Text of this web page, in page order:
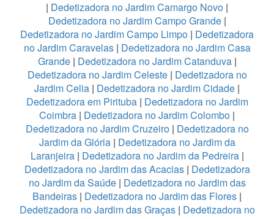
| Dedetizadora no Jardim Camargo Novo |
Dedetizadora no Jardim Campo Grande|
Dedetizadora no Jardim Campo Limpo | Dedetizadora
no Jardim Caravelas| Dedetizadora no Jardim Casa
Grande| Dedetizadora no Jardim Catanduva|
Dedetizadora no Jardim Celeste| Dedetizadora no
Jardim Celia | Dedetizadora no Jardim Cidade |
Dedetizadora em Pirituba| Dedetizadora no Jardim
Coimbra | Dedetizadora no Jardim Colombo |
Dedetizadora no Jardim Cruzeiro| Dedetizadora no
Jardim da Glória| Dedetizadora no Jardim da
Laranjeira| Dedetizadora no Jardim da Pedreira|
Dedetizadora no Jardim das Acacias| Dedetizadora
no Jardim da Saúde| Dedetizadora no Jardim das
Bandeiras | Dedetizadora no Jardim das Flores |
Dedetizadora no Jardim das Graças| Dedetizadora no